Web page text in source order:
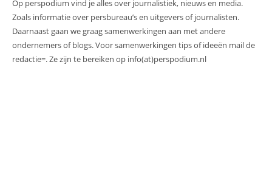
Op perspodium vind je alles over journalistiek, nieuws en media.
Zoals informatie over persbureau’s en uitgevers of journalisten.
Daarnaast gaan we graag samenwerkingen aan met andere
ondernemers of blogs. Voor samenwerkingen tips of ideeën mail de
redactie=. Ze zijn te bereiken op info(at)perspodium.nl